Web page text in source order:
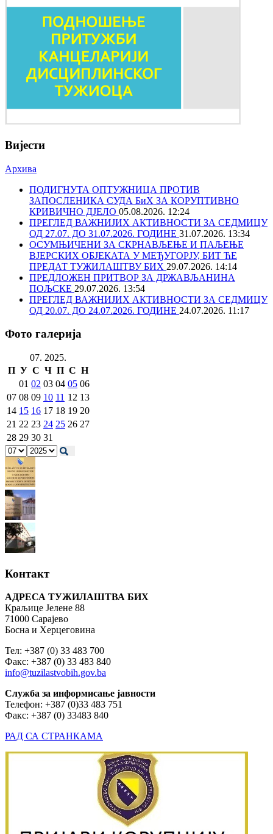
Вијести
Архива
ПОДИГНУТА ОПТУЖНИЦА ПРОТИВ
ЗАПОСЛЕНИКА СУДА БиХ ЗА КОРУПТИВНО
КРИВИЧНО ДЈЕЛО 05.08.2026. 12:24
ПРЕГЛЕД ВАЖНИЈИХ АКТИВНОСТИ ЗА СЕДМИЦУ
ОД 27.07. ДО 31.07.2026. ГОДИНЕ 31.07.2026. 13:34
ОСУМЊИЧЕНИ ЗА СКРНАВЉЕЊЕ И ПАЉЕЊЕ
ВЈЕРСКИХ ОБЈЕКАТА У МЕЂУГОРЈУ, БИТ ЋЕ
ПРЕДАТ ТУЖИЛАШТВУ БИХ 29.07.2026. 14:14
ПРЕДЛОЖЕН ПРИТВОР ЗА ДРЖАВЉАНИНА
ПОЉСКЕ 29.07.2026. 13:54
ПРЕГЛЕД ВАЖНИЈИХ АКТИВНОСТИ ЗА СЕДМИЦУ
ОД 20.07. ДО 24.07.2026. ГОДИНЕ 24.07.2026. 11:17
Фото галерија
07. 2025.
П У С Ч П С Н
01 02 03 04 05 06
07 08 09 10 11 12 13
14 15 16 17 18 19 20
21 22 23 24 25 26 27
28 29 30 31
Контакт
АДРЕСА ТУЖИЛАШТВА БИХ
Краљице Јелене 88
71000 Сарајево
Босна и Херцеговина
Тел: +387 (0) 33 483 700
Факс: +387 (0) 33 483 840
info@tuzilastvobih.gov.ba
Служба за информисање јавности
Телефон: +387 (0)33 483 751
Факс: +387 (0) 33483 840
РАД СА СТРАНКАМА